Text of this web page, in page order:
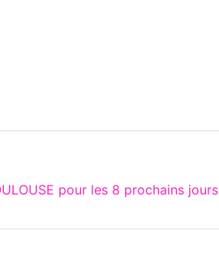
pour les 8 prochains jours